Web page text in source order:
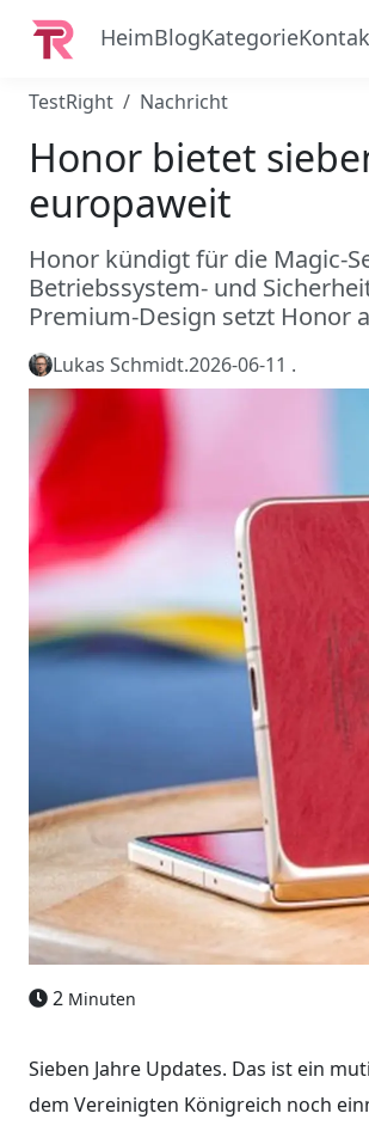
HeimBlogKategorie
TestRight Nachricht
Honor bietet
europaweit
Honor kündigt für die Magic-
Betriebssystem- und
Premium-Design setzt Honor
Lukas Schmidt.2026-06-11 .
2 Minuten
Sieben Jahre Updates. Das ist ein
dem Vereinigten Königreich noch